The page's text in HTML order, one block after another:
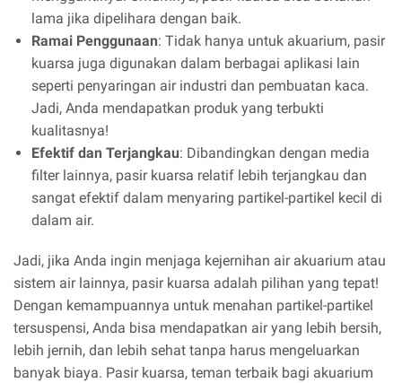
lama jika dipelihara dengan baik.
Ramai Penggunaan: Tidak hanya untuk akuarium, pasir
kuarsa juga digunakan dalam berbagai aplikasi lain
seperti penyaringan air industri dan pembuatan kaca.
Jadi, Anda mendapatkan produk yang terbukti
kualitasnya!
Efektif dan Terjangkau: Dibandingkan dengan media
filter lainnya, pasir kuarsa relatif lebih terjangkau dan
sangat efektif dalam menyaring partikel-partikel kecil di
dalam air.
Jadi, jika Anda ingin menjaga kejernihan air akuarium atau
sistem air lainnya, pasir kuarsa adalah pilihan yang tepat!
Dengan kemampuannya untuk menahan partikel-partikel
tersuspensi, Anda bisa mendapatkan air yang lebih bersih,
lebih jernih, dan lebih sehat tanpa harus mengeluarkan
banyak biaya. Pasir kuarsa, teman terbaik bagi akuarium